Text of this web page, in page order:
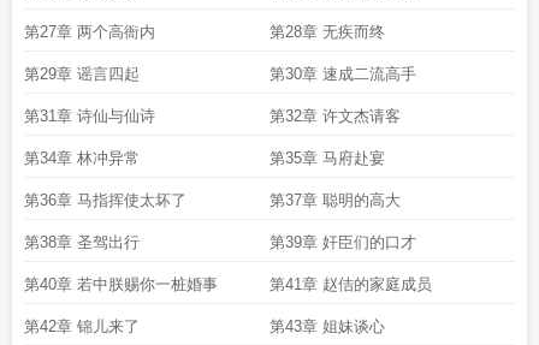
第27章 两个高衙内 第28章 无疾而终
第29章 谣言四起 第30章 速成二流高手
第31章 诗仙与仙诗 第32章 许文杰请客
第34章 林冲异常 第35章 马府赴宴
第36章 马指挥使太坏了 第37章 聪明的高大
第38章 圣驾出行 第39章 奸臣们的口才
第40章 若中朕赐你一桩婚事 第41章 赵佶的家庭成员
第42章 锦儿来了 第43章 姐妹谈心